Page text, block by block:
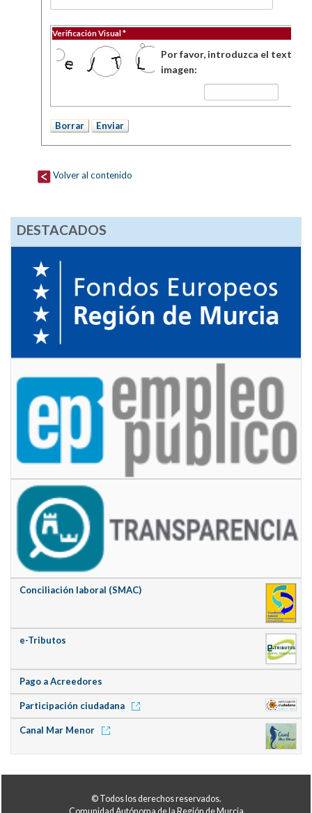
Verificación Visual *
Por favor, introduzca el texto
imagen:
Volver al contenido
DESTACADOS
Conciliación laboral (SMAC)
e-Tributos
Pago a Acreedores
Participación ciudadana
Canal Mar Menor
© Todos los derechos reservados.